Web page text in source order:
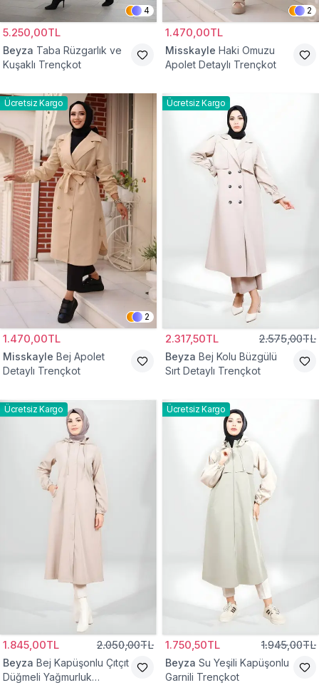
4
5.250,00TL
Beyza Taba Rüzgarlık ve
Kuşaklı Trençkot
2
1.470,00TL
Misskayle Haki Omuzu
Apolet Detaylı Trençkot
Ücretsiz Kargo
2
1.470,00TL
Misskayle Bej Apolet
Detaylı Trençkot
Ücretsiz Kargo
2.317,50TL 2.575,00TL
Beyza Bej Kolu Büzgülü
Sırt Detaylı Trençkot
Ücretsiz Kargo
1.845,00TL 2.050,00TL
Beyza Bej Kapüşonlu Çıtçıt
Düğmeli Yağmurluk
Ücretsiz Kargo
1.750,50TL 1.945,00TL
Beyza Su Yeşili Kapüşonlu
Garnili Trençkot